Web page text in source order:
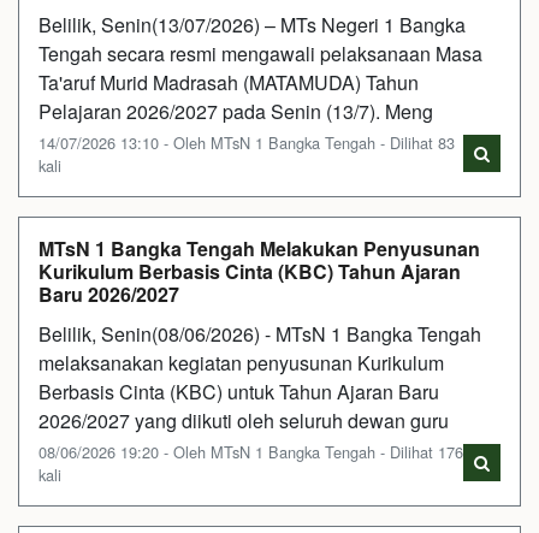
Belilik, Senin(13/07/2026) – MTs Negeri 1 Bangka
Tengah secara resmi mengawali pelaksanaan Masa
Ta'aruf Murid Madrasah (MATAMUDA) Tahun
Pelajaran 2026/2027 pada Senin (13/7). Meng
14/07/2026 13:10 - Oleh MTsN 1 Bangka Tengah - Dilihat 83
kali
MTsN 1 Bangka Tengah Melakukan Penyusunan
Kurikulum Berbasis Cinta (KBC) Tahun Ajaran
Baru 2026/2027
Belilik, Senin(08/06/2026) - MTsN 1 Bangka Tengah
melaksanakan kegiatan penyusunan Kurikulum
Berbasis Cinta (KBC) untuk Tahun Ajaran Baru
2026/2027 yang diikuti oleh seluruh dewan guru
08/06/2026 19:20 - Oleh MTsN 1 Bangka Tengah - Dilihat 176
kali